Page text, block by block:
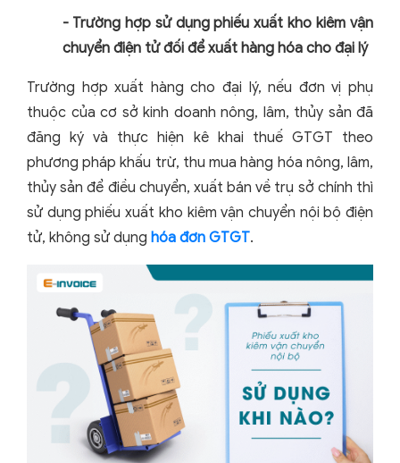
- Trường hợp sử dụng phiếu xuất kho kiêm vận
chuyển điện tử đối để xuất hàng hóa cho đại lý
Trường hợp xuất hàng cho đại lý, nếu đơn vị phụ
thuộc của cơ sở kinh doanh nông, lâm, thủy sản đã
đăng ký và thực hiện kê khai thuế GTGT theo
phương pháp khấu trừ, thu mua hàng hóa nông, lâm,
thủy sản để điều chuyển, xuất bán về trụ sở chính thì
sử dụng phiếu xuất kho kiêm vận chuyển nội bộ điện
tử, không sử dụng hóa đơn GTGT.